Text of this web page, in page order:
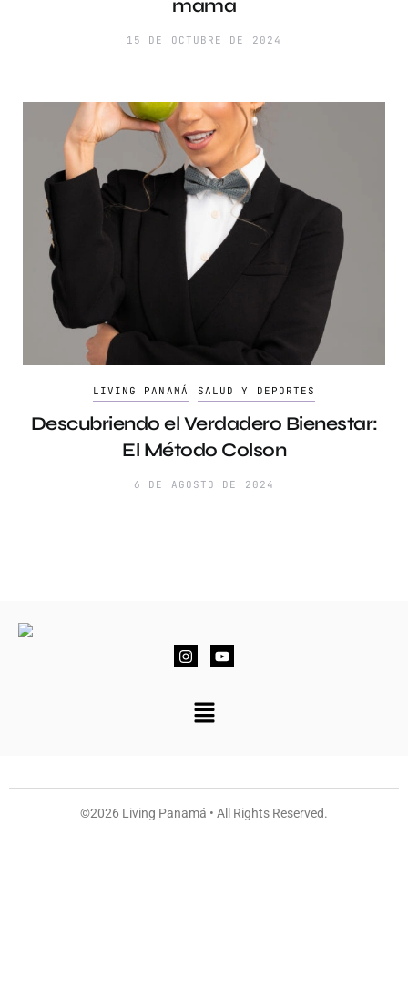
mama
15 DE OCTUBRE DE 2024
LIVING PANAMÁ SALUD Y DEPORTES
Descubriendo el Verdadero Bienestar:
El Método Colson
6 DE AGOSTO DE 2024
©2026 Living Panamá • All Rights Reserved.